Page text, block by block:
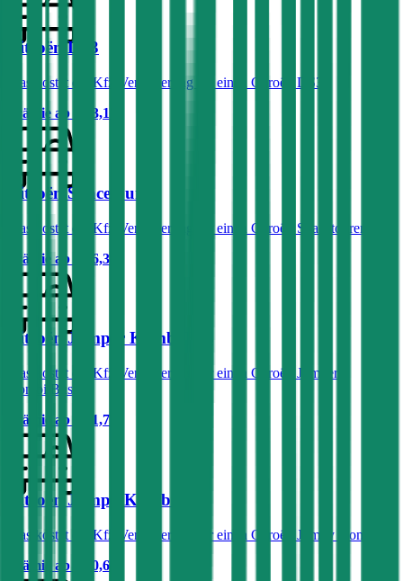
Citroën DS3
Was kostet die Kfz-Versicherung für einen Citroën DS3?
Prämie ab
€ 43,17
Citroën Spacetourer
Was kostet die Kfz-Versicherung für einen Citroën Spacetourer?
Prämie ab
€ 46,34
Citroën Jumper Kombi/Bus
Was kostet die Kfz-Versicherung für einen Citroën Jumper
Kombi/Bus?
Prämie ab
€ 61,71
Citroën Jumpy Kombi
Was kostet die Kfz-Versicherung für einen Citroën Jumpy Kombi?
Prämie ab
€ 50,60